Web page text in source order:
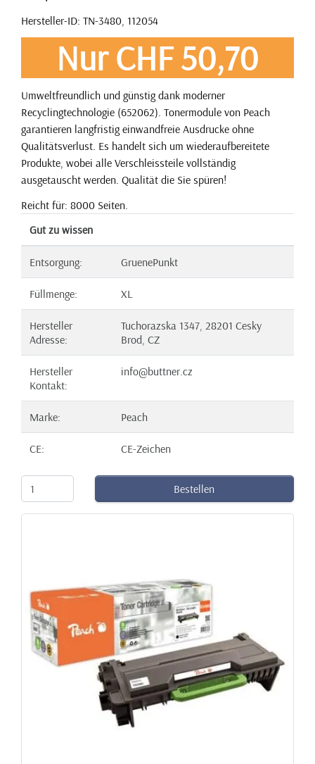
Hersteller-ID: TN-3480, 112054
Nur CHF 50,70
Umweltfreundlich und günstig dank moderner
Recyclingtechnologie (652062). Tonermodule von Peach
garantieren langfristig einwandfreie Ausdrucke ohne
Qualitätsverlust. Es handelt sich um wiederaufbereitete
Produkte, wobei alle Verschleissteile vollständig
ausgetauscht werden. Qualität die Sie spüren!
Reicht für: 8000 Seiten.
Gut zu wissen
Entsorgung: GruenePunkt
Füllmenge: XL
Hersteller
Adresse:
Tuchorazska 1347, 28201 Cesky
Brod, CZ
Hersteller
Kontakt:
info@buttner.cz
Marke: Peach
CE: CE-Zeichen
Bestellen